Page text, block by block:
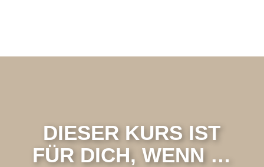
DIESER KURS IST
FÜR DICH, WENN …